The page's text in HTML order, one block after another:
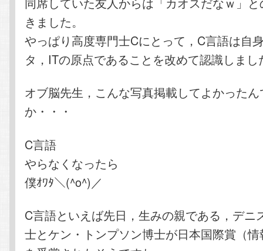
きました。
やっぱり高度専門士Cにとって，C言語は自
タ，ITの原点であることを改めて認識しまし
オブ脳先生，こんな写真掲載してよかった
か・・・
C言語
やらなくなったら
僕ｵﾜﾀ＼(^o^)／
C言語といえば先日，生みの親である，デニ
士とケン・トンプソン博士が日本国際賞（